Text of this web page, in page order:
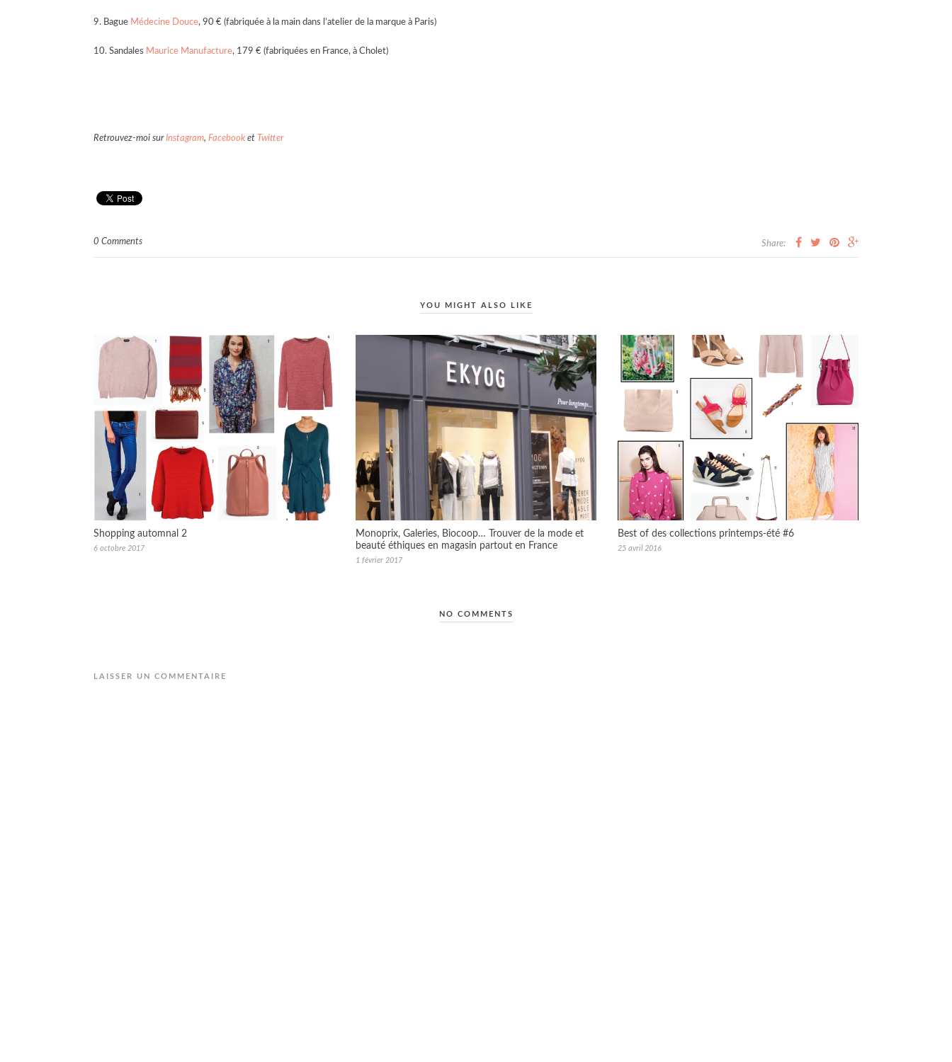
9. Bague Médecine Douce, 90 € (fabriquée à la main dans l’atelier de la marque à Paris)
10. Sandales Maurice Manufacture, 179 € (fabriquées en France, à Cholet)
Retrouvez-moi sur Instagram, Facebook et Twitter
0 Comments Share:
YOU MIGHT ALSO LIKE
Shopping automnal 2
6 octobre 2017
Monoprix, Galeries, Biocoop… Trouver de la mode et
beauté éthiques en magasin partout en France
1 février 2017
Best of des collections printemps-été #6
25 avril 2016
NO COMMENTS
LAISSER UN COMMENTAIRE